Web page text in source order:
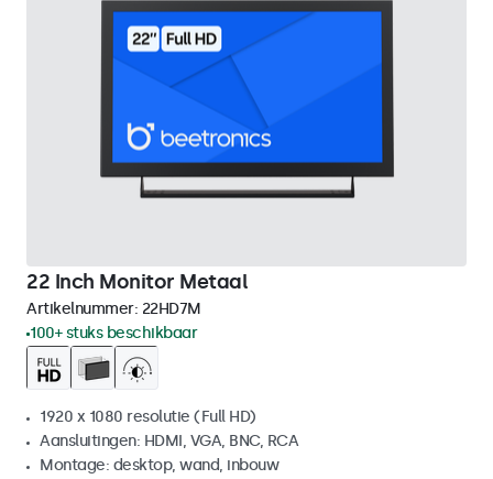
22 Inch Monitor Metaal
Artikelnummer: 22HD7M
100+ stuks beschikbaar
1920 x 1080 resolutie (Full HD)
Aansluitingen: HDMI, VGA, BNC, RCA
Montage: desktop, wand, inbouw